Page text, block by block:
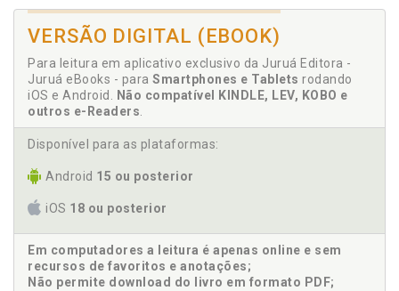
VERSÃO DIGITAL (EBOOK)
Para leitura em aplicativo exclusivo da Juruá Editora -
Juruá eBooks - para Smartphones e Tablets rodando
iOS e Android.
Não compatível KINDLE, LEV, KOBO e
outros e-Readers
Disponível para as plataformas:
Android 15 ou posterior
iOS 18 ou posterior
Em computadores a leitura é apenas online e sem
recursos de favoritos e anotações;
Não permite download do livro em formato PDF;